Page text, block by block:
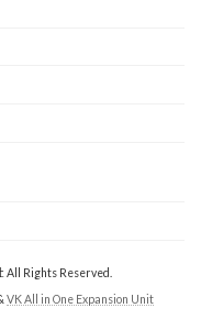
Rights Reserved.
VK All in One Expansion Unit